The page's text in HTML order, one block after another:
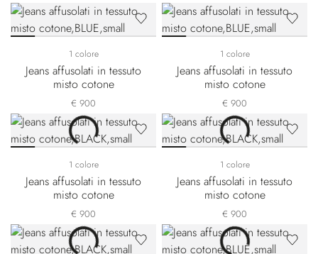
1 colore
Jeans affusolati in tessuto
misto cotone
€ 900
1 colore
Jeans affusolati in tessuto
misto cotone
€ 900
1 colore
Jeans affusolati in tessuto
misto cotone
€ 900
1 colore
Jeans affusolati in tessuto
misto cotone
€ 900